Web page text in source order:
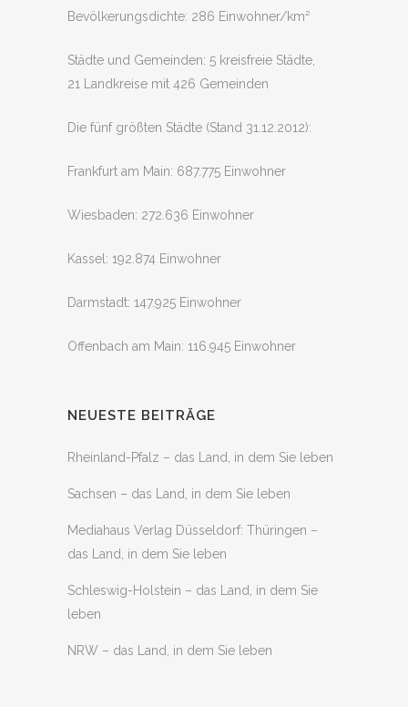
Bevölkerungsdichte: 286 Einwohner/km²
Städte und Gemeinden: 5 kreisfreie Städte,
21 Landkreise mit 426 Gemeinden
Die fünf größten Städte (Stand 31.12.2012):
Frankfurt am Main: 687.775 Einwohner
Wiesbaden: 272.636 Einwohner
Kassel: 192.874 Einwohner
Darmstadt: 147.925 Einwohner
Offenbach am Main: 116.945 Einwohner
NEUESTE BEITRÄGE
Rheinland-Pfalz – das Land, in dem Sie leben
Sachsen – das Land, in dem Sie leben
Mediahaus Verlag Düsseldorf: Thüringen –
das Land, in dem Sie leben
Schleswig-Holstein – das Land, in dem Sie
leben
NRW – das Land, in dem Sie leben